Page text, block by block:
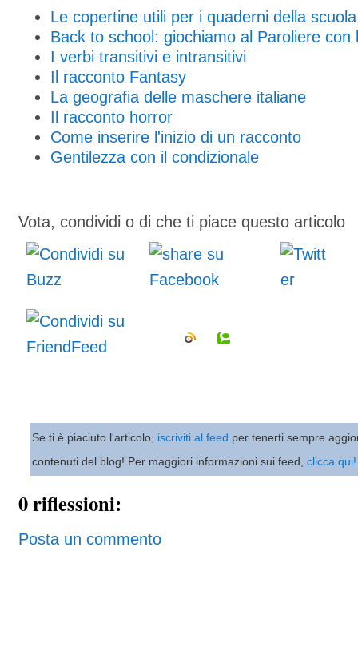
Le copertine utili per i quaderni della
Back to school: giochiamo al Paroliere con
I verbi transitivi e intransitivi
Il racconto Fantasy
La geografia delle maschere italiane
Il racconto horror
Come inserire l'inizio di un racconto
Gentilezza con il condizionale
Vota, condividi o di che ti piace questo articolo
Se ti è piaciuto l'articolo, iscriviti al feed per tenerti sempre
contenuti del blog! Per maggiori informazioni sui feed, clicca qui!
0 riflessioni:
Posta un commento